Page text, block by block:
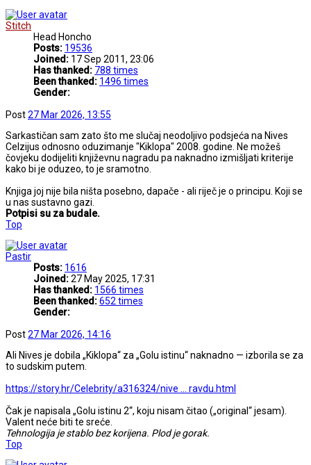
Stitch
Head Honcho
Posts: 19536
Joined: 17 Sep 2011, 23:06
Has thanked: 788 times
Been thanked: 1496 times
Gender:
Post27 Mar 2026, 13:55
Sarkastičan sam zato što me slučaj neodoljivo podsjeća na Nives
Celzijus odnosno oduzimanje "Kiklopa" 2008. godine. Ne možeš
čovjeku dodijeliti književnu nagradu pa naknadno izmišljati kriterije
kako bi je oduzeo, to je sramotno.
Knjiga joj nije bila ništa posebno, dapače - ali riječ je o principu. Koji se
u nas sustavno gazi.
Potpisi su za budale.
Top
Pastir
Posts: 1616
Joined:27 May 2025, 17:31
Has thanked: 1566 times
Been thanked:652 times
Gender:
Post27 Mar 2026, 14:16
Ali Nives je dobila „Kiklopa“ za „Golu istinu“ naknadno — izborila se za
to sudskim putem.
https://story.hr/Celebrity/a316324/nive ... ravdu.html
Čak je napisala „Golu istinu 2“, koju nisam čitao („original“ jesam).
Valent neće biti te sreće.
Tehnologija je stablo bez korijena. Plod je gorak.
Top